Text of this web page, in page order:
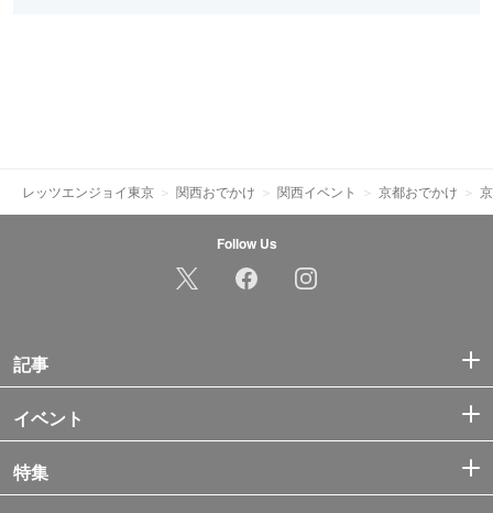
レッツエンジョイ東京 関西おでかけ 関西イベント 京都おでかけ
Follow Us
記事
イベント
特集